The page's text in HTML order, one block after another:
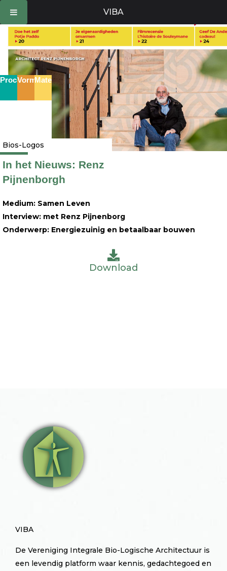
VIBA
inhoud
ProcesVormMaterie
Bios-Logos
In het Nieuws: Renz
Pijnenborgh
Medium: Samen Leven
Interview: met Renz Pijnenborg
Onderwerp: Energiezuinig en betaalbaar bouwen
Download
VIBA
De Vereniging Integrale Bio-Logische Architectuur is
een levendig platform waar kennis, gedachtegoed en